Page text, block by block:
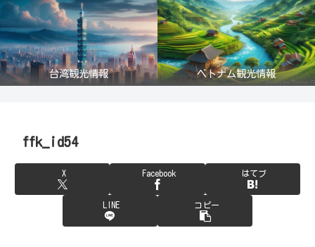
台湾観光情報 ベトナム観光情報
ffk_id54
X Facebook はてブ
LINE コピー